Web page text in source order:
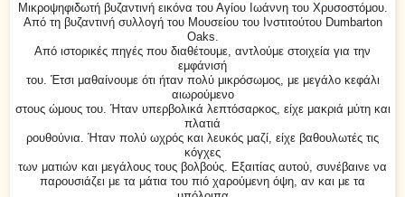
Μικροψηφιδωτή βυζαντινή εικόνα του Αγίου Ιωάννη του Χρυσοστόμου.
Από τη βυζαντινή συλλογή του Μουσείου του Ινστιτούτου Dumbarton
Oaks.
Από ιστορικές πηγές που διαθέτουμε, αντλούμε στοιχεία για την
εμφάνισή
του. Έτσι μαθαίνουμε ότι ήταν πολύ μικρόσωμος, με μεγάλο κεφάλι
αιωρούμενο
στους ώμους του. Ήταν υπερβολικά λεπτόσαρκος, είχε μακριά μύτη και
πλατιά
ρουθούνια. Ήταν πολύ ωχρός και λευκός μαζί, είχε βαθουλωτές τις
κόγχες
των ματιών και μεγάλους τους βολβούς. Εξαιτίας αυτού, συνέβαινε να
παρουσιάζει με τα μάτια του πιό χαρούμενη όψη, αν και με τα